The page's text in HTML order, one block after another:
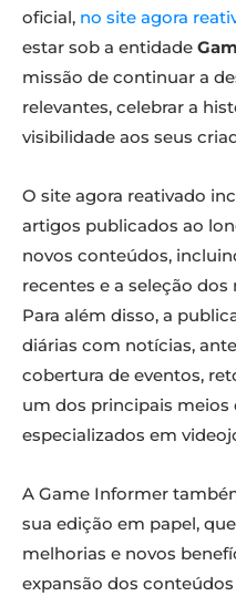
oficial, no site agora
estar sob a entidade
missão de continuar a
relevantes, celebrar a
visibilidade aos seus
O site agora reativado
artigos publicados ao
novos conteúdos,
recentes e a seleção
Para além disso, a
diárias com notícias,
cobertura de eventos,
um dos principais
especializados em
A Game Informer
sua edição em papel,
melhorias e novos
expansão dos